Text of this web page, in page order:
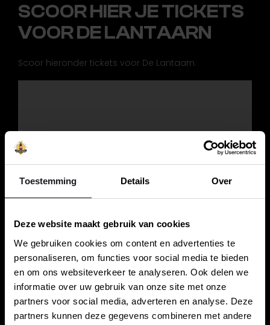
Toestemming Details Over
Deze website maakt gebruik van cookies
We gebruiken cookies om content en advertenties te
personaliseren, om functies voor social media te bieden
en om ons websiteverkeer te analyseren. Ook delen we
informatie over uw gebruik van onze site met onze
partners voor social media, adverteren en analyse. Deze
partners kunnen deze gegevens combineren met andere
SCOOR HIER JE TICKETS
VOOR DE LANTAARN
Scoor hieronder tickets voor De Lantaarn.